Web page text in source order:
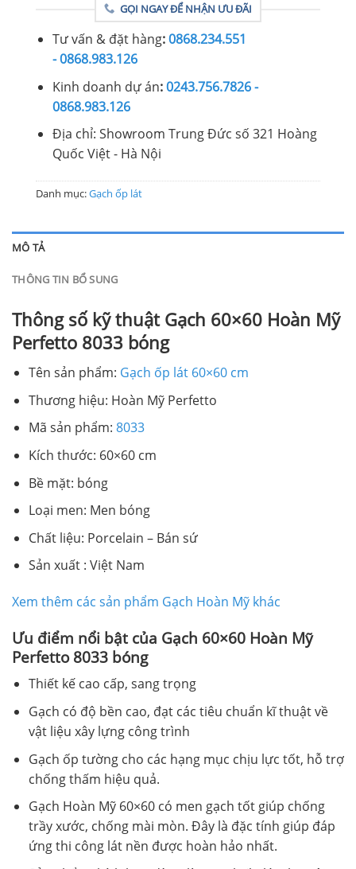
GỌI NGAY ĐỂ NHẬN ƯU ĐÃI
Tư vấn & đặt hàng:0868.234.551
- 0868.983.126
Kinh doanh dự án:0243.756.7826 -
0868.983.126
Địa chỉ: Showroom Trung Đức số 321 Hoàng
Quốc Việt - Hà Nội
Danh mục:Gạch ốp lát
MÔ TẢ
THÔNG TIN BỔ SUNG
Thông số kỹ thuật Gạch 60×60 Hoàn Mỹ
Perfetto 8033 bóng
Tên sản phẩm: Gạch ốp lát 60×60 cm
Thương hiệu: Hoàn Mỹ Perfetto
Mã sản phẩm: 8033
Kích thước: 60×60 cm
Bề mặt: bóng
Loại men: Men bóng
Chất liệu: Porcelain – Bán sứ
Sản xuất : Việt Nam
Xem thêm các sản phẩm Gạch Hoàn Mỹ khác
Ưu điểm nổi bật của Gạch 60×60 Hoàn Mỹ
Perfetto 8033 bóng
Thiết kế cao cấp, sang trọng
Gạch có độ bền cao, đạt các tiêu chuẩn kĩ thuật về
vật liệu xây lựng công trình
Gạch ốp tường cho các hạng mục chịu lực tốt, hỗ trợ
chống thấm hiệu quả.
Gạch Hoàn Mỹ 60×60 có men gạch tốt giúp chống
trầy xước, chống mài mòn. Đây là đặc tính giúp đáp
ứng thi công lát nền được hoàn hảo nhất.